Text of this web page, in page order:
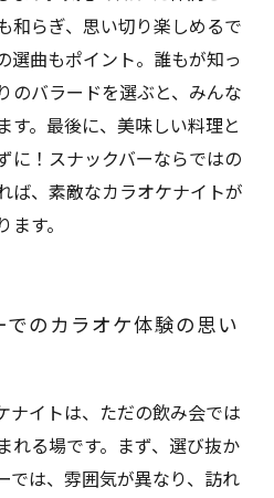
和らぎ、思い切り楽しめるで
選曲もポイント。誰もが知っ
のバラードを選ぶと、みんな
す。最後に、美味しい料理と
に！スナックバーならではの
ば、素敵なカラオケナイトが
す。
のカラオケ体験の思い
ナイトは、ただの飲み会では
れる場です。まず、選び抜か
では、雰囲気が異なり、訪れ